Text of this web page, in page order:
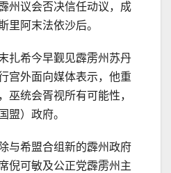
州议会否决信任动议，成
里阿末法依沙后。
扎希今早觐见霹雳州苏丹
宫外面向媒体表示，他重
巫统会胥视所有可能性，
盟）政府。
与希盟合组新的霹州政府
倪可敏及公正党霹雳州主